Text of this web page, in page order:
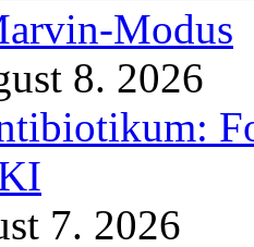
Modus
8. 2026
7. 2026